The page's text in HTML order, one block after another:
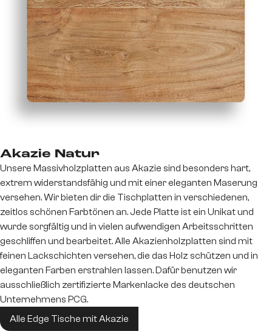
Akazie Natur
Unsere Massivholzplatten aus Akazie sind besonders hart,
extrem widerstandsfähig und mit einer eleganten Maserung
versehen. Wir bieten dir die Tischplatten in verschiedenen,
zeitlos schönen Farbtönen an. Jede Platte ist ein Unikat und
wurde sorgfältig und in vielen aufwendigen Arbeitsschritten
geschliffen und bearbeitet. Alle Akazienholzplatten sind mit
feinen Lackschichten versehen, die das Holz schützen und in
eleganten Farben erstrahlen lassen. Dafür benutzen wir
ausschließlich zertifizierte Markenlacke des deutschen
Unternehmens PCG.
Alle Edge Tische mit Akazie